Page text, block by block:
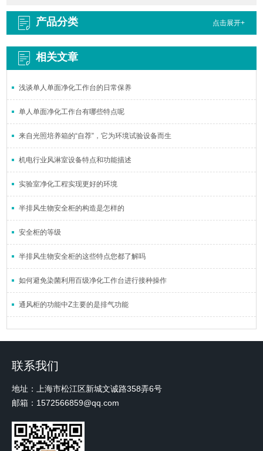
产品分类 点击展开+
相关文章
浅谈单人单面净化工作台的日常保养
单人单面净化工作台有哪些特点呢
来自光照培养箱的“自荐”，它为环境试验设备而生
机电行业风淋室设备特点和功能描述
实验室净化工程实现更好的环境
半排风生物安全柜的构造是怎样的
安全柜的等级
半排风生物安全柜的这些特点您都了解吗
如何避免染菌利用百级净化工作台进行接种操作
通风柜的功能中Z主要的是排气功能
联系我们
地址：上海市松江区新城文诚路358弄6号
邮箱：1572566859@qq.com